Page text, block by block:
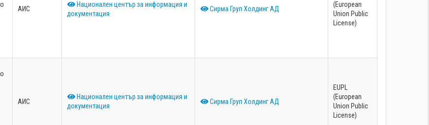
АИС
Национален център за информация и
документация
Сирма Груп Холдинг АД
(European
Union Public
License)
АИС
Национален център за информация и
документация
Сирма Груп Холдинг АД
EUPL
(European
Union Public
License)